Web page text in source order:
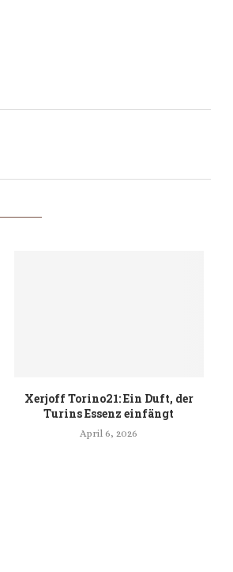
Xerjoff Torino21: Ein Duft, der
Turins Essenz einfängt
April 6, 2026